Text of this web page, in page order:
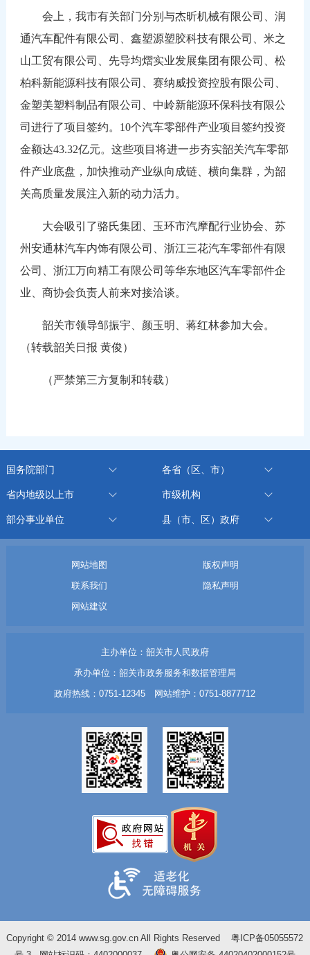
会上，我市有关部门分别与杰昕机械有限公司、润
通汽车配件有限公司、鑫塑源塑胶科技有限公司、米之
山工贸有限公司、先导均熠实业发展集团有限公司、松
柏科新能源科技有限公司、赛纳威投资控股有限公司、
金塑美塑料制品有限公司、中岭新能源环保科技有限公
司进行了项目签约。10个汽车零部件产业项目签约投资
金额达43.32亿元。这些项目将进一步夯实韶关汽车零部
件产业底盘，加快推动产业纵向成链、横向集群，为韶
关高质量发展注入新的动力活力。
大会吸引了骆氏集团、玉环市汽摩配行业协会、苏
州安通林汽车内饰有限公司、浙江三花汽车零部件有限
公司、浙江万向精工有限公司等华东地区汽车零部件企
业、商协会负责人前来对接洽谈。
韶关市领导邹振宇、颜玉明、蒋红林参加大会。
（转载韶关日报 黄俊）
（严禁第三方复制和转载）
国务院部门 各省（区、市）
省内地级以上市 市级机构
部分事业单位 县（市、区）政府
网站地图
版权声明
联系我们
隐私声明
网站建议
主办单位：韶关市人民政府
承办单位：韶关市政务服务和数据管理局
政府热线：0751-12345 网站维护：0751-8877712
Copyright © 2014 www.sg.gov.cn All Rights Reserved粤ICP备05055572